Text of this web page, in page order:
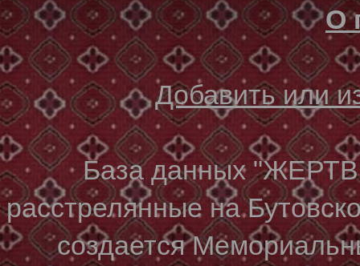
О
Добавить или
База данных
расстрелянные на
создается